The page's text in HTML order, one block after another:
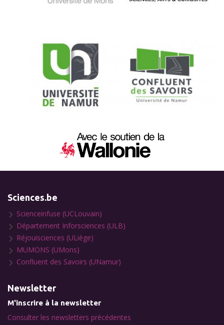
Sciences.be
Scienceinfuse (UCLouvain)
Département Inforsciences (ULB)
Réjouisciences (ULiège)
MUMONS (UMons)
Confluent des Savoirs (UNamur)
Newsletter
M'inscrire à la newsletter
Consulter les newsletters précédentes